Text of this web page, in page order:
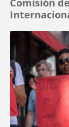
Comisión